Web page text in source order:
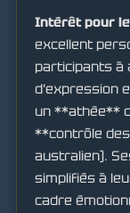
Intérêt pour
excellent
participants à
d'expression
un **athée**
**contrôle
australien).
simplifiés à
cadre